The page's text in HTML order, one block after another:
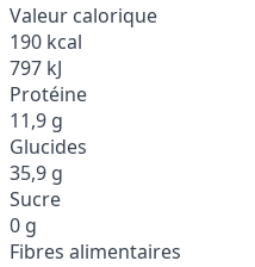
Valeur calorique
190 kcal
797 kJ
Protéine
11,9 g
Glucides
35,9 g
Sucre
0 g
Fibres alimentaires